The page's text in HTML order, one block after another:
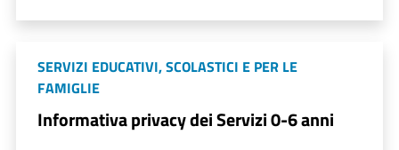
SERVIZI EDUCATIVI, SCOLASTICI E PER LE
FAMIGLIE
Informativa privacy dei Servizi 0-6 anni